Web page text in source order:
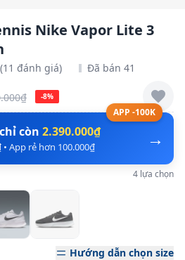
Nike Vapor Lite 3
(11 đánh giá) Đã bán 41
-8%
APP -100K
→
còn 2.390.000₫
• App rẻ hơn 100.000₫
4 lựa chọn
Hướng dẫn chọn size